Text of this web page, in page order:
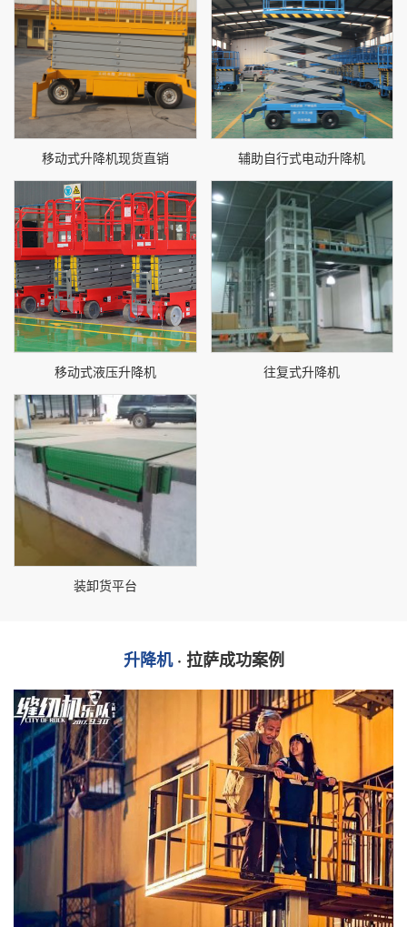
移动式升降机现货直销 辅助自行式电动升降机
移动式液压升降机 往复式升降机
装卸货平台
升降机· 拉萨成功案例